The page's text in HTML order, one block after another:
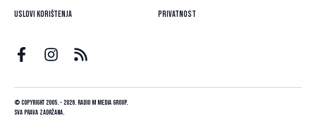
Uslovi korištenja Privatnost
© Copyright 2005. - 2026. Radio M Media Group.
Sva prava zadržana.